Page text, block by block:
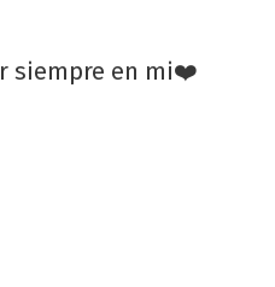
siempre en mi❤️